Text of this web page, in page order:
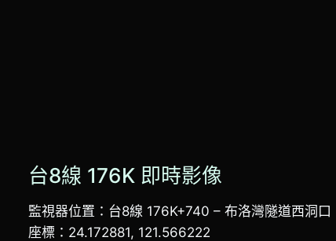
台8線 176K 即時影像
監視器位置：台8線 176K+740 – 布洛灣隧道西洞口
座標：24.172881, 121.566222